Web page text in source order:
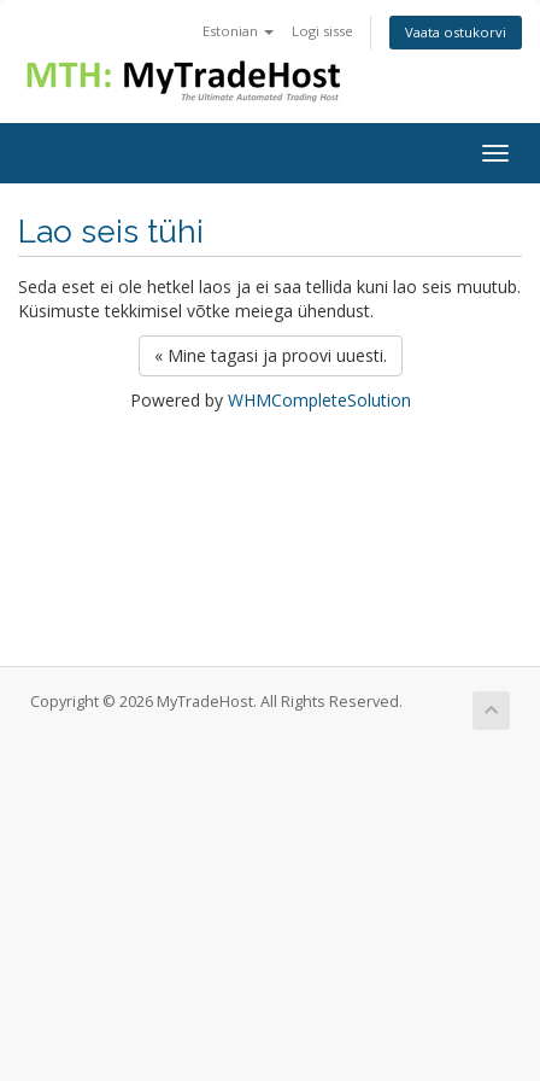
Estonian Logi sisse Vaata ostukorvi
Lao seis tühi
Seda eset ei ole hetkel laos ja ei saa tellida kuni lao seis muutub.
Küsimuste tekkimisel võtke meiega ühendust.
« Mine tagasi ja proovi uuesti.
Powered by WHMCompleteSolution
Copyright © 2026 MyTradeHost. All Rights Reserved.